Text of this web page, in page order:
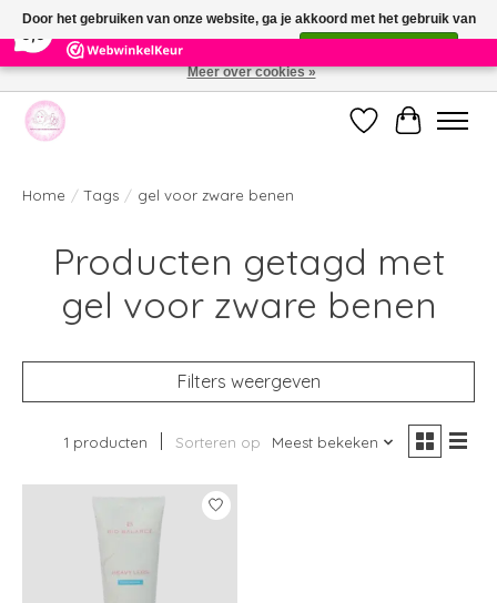
391 Reviews ×
Welkom bij de nieuwe webshop van Parfumerie Marie Rose
Verlanglijst
Home / Tags / gel voor zware benen
Producten getagd met
gel voor zware benen
Filters weergeven
1 producten Sorteren op Meest bekeken
Door het gebruiken van onze website, ga je akkoord met het gebruik van
cookies om onze website te verbeteren.
Meer over cookies »